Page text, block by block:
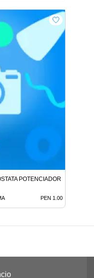
POTENCIADOR SEXUAL
PEN 1.00